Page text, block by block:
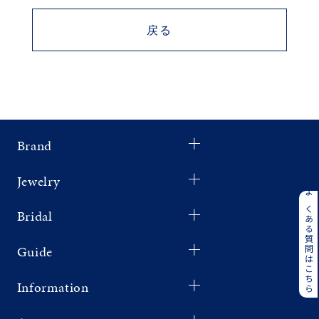
誕生石
石の色
ファッションテイス
戻る
Brand
Jewelry
Bridal
Guide
Information
よくある質問はこちら